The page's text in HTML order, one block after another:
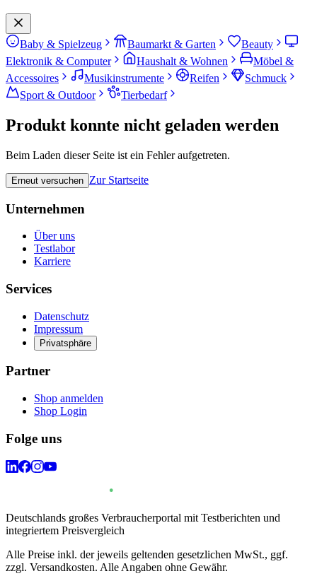
Baby & Spielzeug Baumarkt & Garten
Beauty
Elektronik & Computer
Haushalt & Wohnen
Möbel &
Accessoires
Musikinstrumente Reifen
Schmuck
Sport & Outdoor
Tierbedarf
Produkt konnte nicht geladen werden
Beim Laden dieser Seite ist ein Fehler aufgetreten.
Erneut versuchen Zur Startseite
Unternehmen
Über uns
Testlabor
Karriere
Services
Datenschutz
Impressum
Privatsphäre
Partner
Shop anmelden
Shop Login
Folge uns
Deutschlands großes Verbraucherportal mit Testberichten und
integriertem Preisvergleich
Alle Preise inkl. der jeweils geltenden gesetzlichen MwSt., ggf.
zzgl. Versandkosten. Alle Angaben ohne Gewähr.